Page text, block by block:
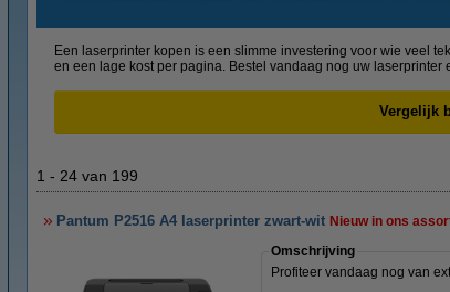
Een laserprinter kopen is een slimme investering voor wie veel
en een lage kost per pagina. Bestel vandaag nog uw laserprinter
Vergelijk
1 - 24 van 199
Pantum P2516 A4 laserprinter zwart-wit Nieuw in ons
Omschrijving
Profiteer vandaag nog van